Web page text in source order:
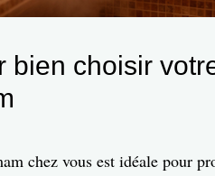
bien choisir
chez vous est idéale pour